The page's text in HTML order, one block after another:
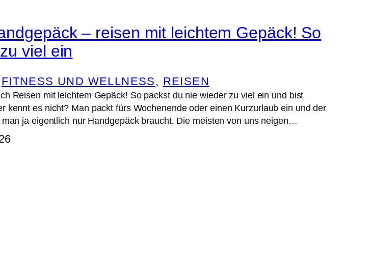
– reisen mit leichtem Gepäck! So
viel ein
FITNESS UND WELLNESS , REISEN
Reisen mit leichtem Gepäck! So packst du nie wieder zu viel ein und bist
kennt es nicht? Man packt fürs Wochenende oder einen Kurzurlaub ein und der
ja eigentlich nur Handgepäck braucht. Die meisten von uns neigen…